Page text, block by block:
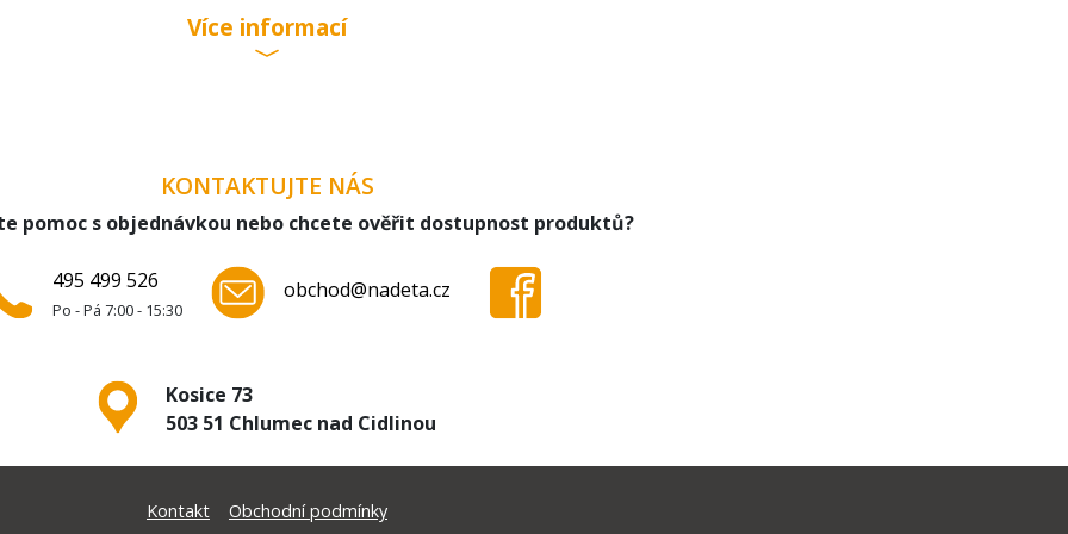
Více informací
KONTAKTUJTE NÁS
pomoc s objednávkou nebo chcete ověřit dostupnost produktů?
495 499 526
Po - Pá 7:00 - 15:30
obchod@nadeta.cz
Kosice 73
503 51 Chlumec nad Cidlinou
Kontakt Obchodní podmínky